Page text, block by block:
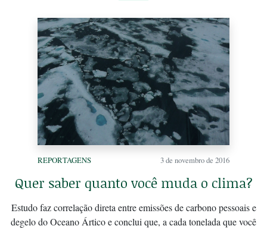
REPORTAGENS 3 de novembro de 2016
Quer saber quanto você muda o clima?
Estudo faz correlação direta entre emissões de carbono pessoais e
degelo do Oceano Ártico e conclui que, a cada tonelada que você